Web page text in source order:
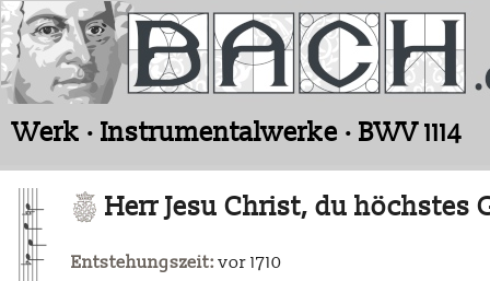
Werk · Instrumentalwerke · BWV 1114
Herr Jesu Christ, du höchstes
Entstehungszeit: vor 1710